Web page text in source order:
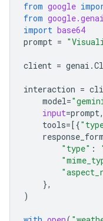
from google
from google.genai
import base64
prompt =
client = genai .
interaction =
model=
input=prompt,
tools= [{
"type" :
},
)